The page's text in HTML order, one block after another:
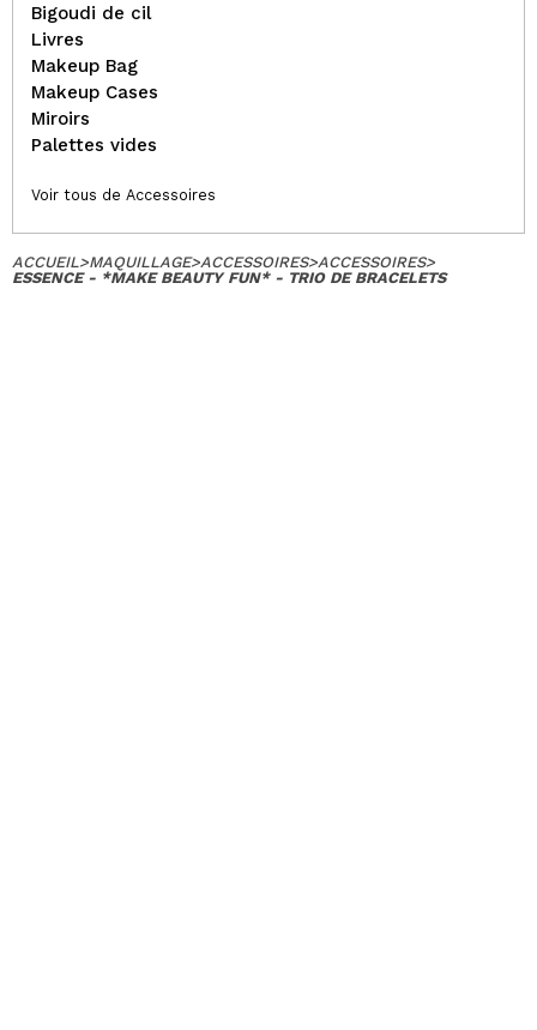
Bigoudi de cil
Livres
Makeup Bag
Makeup Cases
Miroirs
Palettes vides
Voir tous de Accessoires
ACCUEIL>MAQUILLAGE>ACCESSOIRES>ACCESSOIRES>
ESSENCE - *MAKE BEAUTY FUN* - TRIO DE BRACELETS